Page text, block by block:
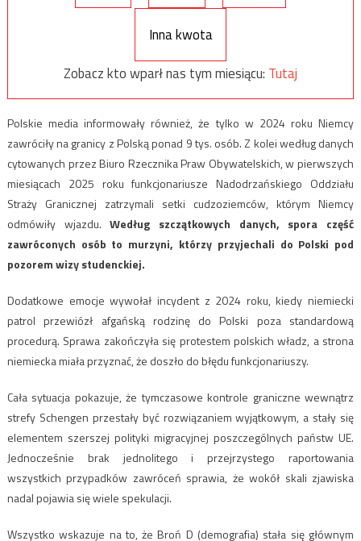
Inna kwota
Zobacz kto wparł nas tym miesiącu: Tutaj
Polskie media informowały również, że tylko w 2024 roku Niemcy
zawróciły na granicy z Polską ponad 9 tys. osób. Z kolei według danych
cytowanych przez Biuro Rzecznika Praw Obywatelskich, w pierwszych
miesiącach 2025 roku funkcjonariusze Nadodrzańskiego Oddziału
Straży Granicznej zatrzymali setki cudzoziemców, którym Niemcy
odmówiły wjazdu.Według szczątkowych danych, spora część
zawróconych osób to murzyni, którzy przyjechali do Polski pod
pozorem wizy studenckiej.
Dodatkowe emocje wywołał incydent z 2024 roku, kiedy niemiecki
patrol przewiózł afgańską rodzinę do Polski poza standardową
procedurą. Sprawa zakończyła się protestem polskich władz, a strona
niemiecka miała przyznać, że doszło do błędu funkcjonariuszy.
Cała sytuacja pokazuje, że tymczasowe kontrole graniczne wewnątrz
strefy Schengen przestały być rozwiązaniem wyjątkowym, a stały się
elementem szerszej polityki migracyjnej poszczególnych państw UE.
Jednocześnie brak jednolitego i przejrzystego raportowania
wszystkich przypadków zawróceń sprawia, że wokół skali zjawiska
nadal pojawia się wiele spekulacji.
Wszystko wskazuje na to, że Broń D (demografia) stała się głównym